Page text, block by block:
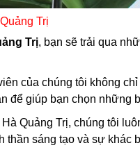
Trị
Trị, bạn sẽ trải qua
của chúng tôi không
để giúp bạn chọn những
Quảng Trị, chúng tôi
sáng tạo và sự khác